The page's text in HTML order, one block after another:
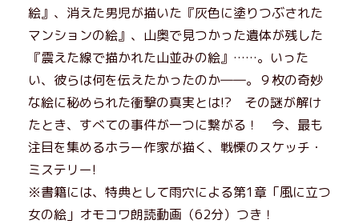
絵』、消えた男児が描いた『灰色に塗りつぶされた
マンションの絵』、山奥で見つかった遺体が残した
『震えた線で描かれた山並みの絵』……。いった
い、彼らは何を伝えたかったのか――。９枚の奇妙
な絵に秘められた衝撃の真実とは!? その謎が解け
たとき、すべての事件が一つに繋がる！ 今、最も
注目を集めるホラー作家が描く、戦慄のスケッチ・
ミステリー!
※書籍には、特典として雨穴による第1章「風に立つ
女の絵」オモコワ朗読動画（62分）つき！